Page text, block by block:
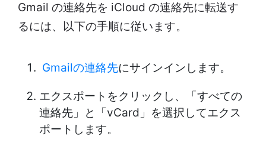
Gmail の連絡先を iCloud の連絡先に転送す
るには、以下の手順に従います。
Gmailの連絡先にサインインします。
エクスポートをクリックし、「すべての
連絡先」と「vCard」を選択してエクス
ポートします。